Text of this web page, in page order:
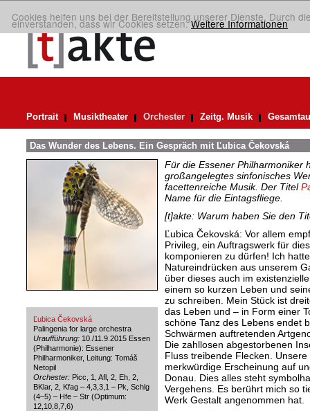
Cookies helfen uns bei der Bereitstellung unserer Dienste. Durch
einverstanden, dass wir Cookies setzen.Weitere Informationen
Portrait Musiktheater Orchester Zeitg. Musik
Das Wunder des Lebens. Ein Gespräch mit Ľubica Čekovská
Ľubica Čekovská
Palingenia for large orchestra
Uraufführung:10./11.9.2015 Essen
(Philharmonie): Essener
Philharmoniker, Leitung: Tomáš
Netopil
Orchester:Picc, 1, Afl, 2, Eh, 2,
BKlar, 2, Kfag – 4,3,3,1 – Pk, Schlg
(4–5) – Hfe – Str (Optimum:
12,10,8,7,6)
Für die Essener Philharmoniker
großangelegtes sinfonisches
facettenreiche Musik. Der Titel
Name für die Eintagsfliege.
[t]akte: Warum haben Sie den
Ľubica Čekovská: Vor allem
Privileg, ein Auftragswerk für
komponieren zu dürfen! Ich
Natureindrücken aus unserem
über dieses auch im
einem so kurzen Leben und
zu schreiben. Mein Stück ist
das Leben und – in Form einer
schöne Tanz des Lebens endet
Schwärmen auftretenden
Die zahllosen abgestorbenen
Fluss treibende Flecken.
merkwürdige Erscheinung auf
Donau. Dies alles steht
Vergehens. Es berührt mich so
Werk Gestalt angenommen hat.